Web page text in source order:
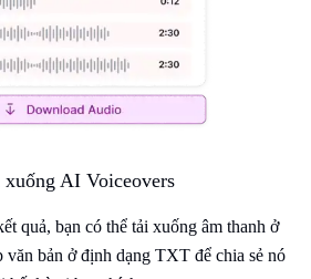
AI Voiceovers
quả, bạn có thể tải xuống âm thanh ở
bản ở định dạng TXT để chia sẻ nó